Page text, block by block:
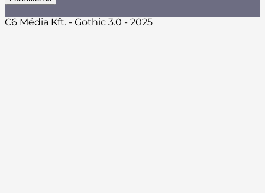
C6 Média Kft. - Gothic 3.0 - 2025